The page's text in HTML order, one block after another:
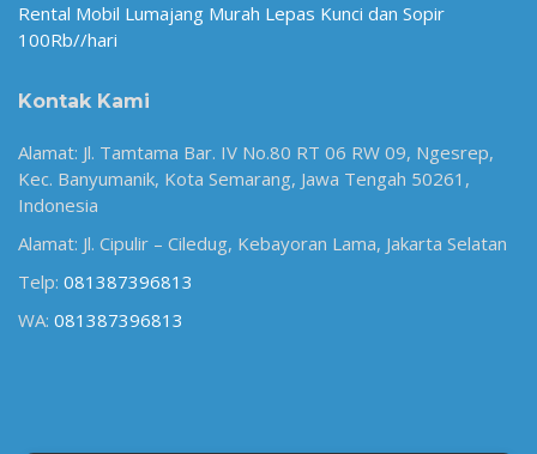
Rental Mobil Lumajang Murah Lepas Kunci dan Sopir
100Rb//hari
Kontak Kami
Alamat: Jl. Tamtama Bar. IV No.80 RT 06 RW 09, Ngesrep,
Kec. Banyumanik, Kota Semarang, Jawa Tengah 50261,
Indonesia
Alamat: Jl. Cipulir – Ciledug, Kebayoran Lama, Jakarta Selatan
Telp: 081387396813
WA: 081387396813